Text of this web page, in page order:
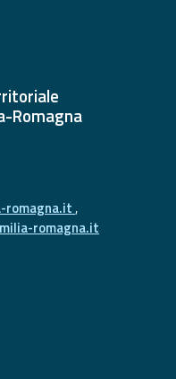
Romagna
romagna.it,
romagna.it